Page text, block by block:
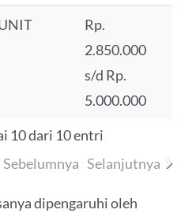
Rp.
2.850.000
s/d Rp.
5.000.000
10 dari 10 entri
Sebelumnya Selanjutnya
dipengaruhi oleh